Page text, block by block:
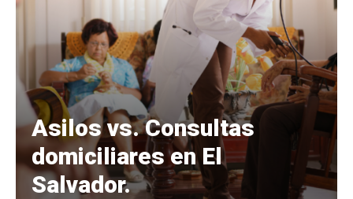
Asilos vs. Consultas
domiciliares en El
Salvador.